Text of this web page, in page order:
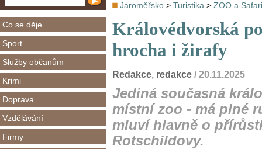
Co se děje
Sport
Služby občanům
Krimi
Doprava
Vzdělávání
Firmy
Jaroměřsko > Turistika > ZOO a Safari
Královédvorská
hrocha i žirafy
Redakce, redakce / 20.11.2025
Jediná současná
místní zoo - má plné
mluví hlavně o
Rotschildovy.